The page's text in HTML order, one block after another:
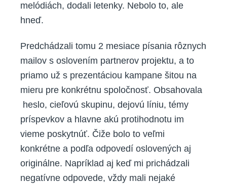
melódiách, dodali letenky. Nebolo to, ale
hneď.
Predchádzali tomu 2 mesiace písania rôznych
mailov s oslovením partnerov projektu, a to
priamo už s prezentáciou kampane šitou na
mieru pre konkrétnu spoločnosť. Obsahovala
heslo, cieľovú skupinu, dejovú líniu, témy
príspevkov a hlavne akú protihodnotu im
vieme poskytnúť. Čiže bolo to veľmi
konkrétne a podľa odpovedí oslovených aj
originálne. Napríklad aj keď mi prichádzali
negatívne odpovede, vždy mali nejaké